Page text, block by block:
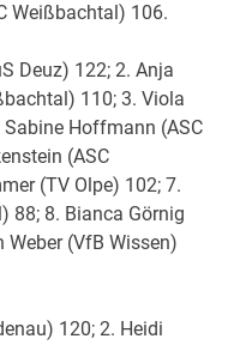
Weißbachtal) 106.
Deuz) 122; 2. Anja
110; 3. Viola
Sabine Hoffmann (ASC
(ASC
(TV Olpe) 102; 7.
88; 8. Bianca Görnig
Weber (VfB Wissen)
120; 2. Heidi